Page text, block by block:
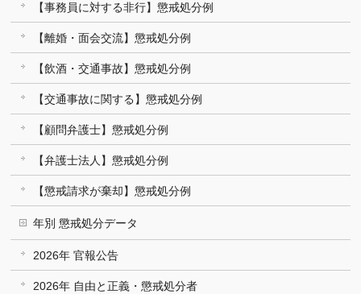
【事務員に対する非行】懲戒処分例
【離婚・面会交流】懲戒処分例
【飲酒・交通事故】懲戒処分例
【交通事故に関する】懲戒処分例
【顧問弁護士】懲戒処分例
【弁護士法人】懲戒処分例
【懲戒請求が棄却】懲戒処分例
年別 懲戒処分データ
2026年 官報公告
2026年 自由と正義・懲戒処分者